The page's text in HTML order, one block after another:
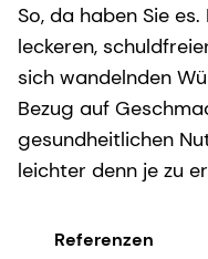
So, da haben Sie
leckeren,
sich wandelnden
Bezug auf
gesundheitlichen
leichter denn je zu
Referenzen